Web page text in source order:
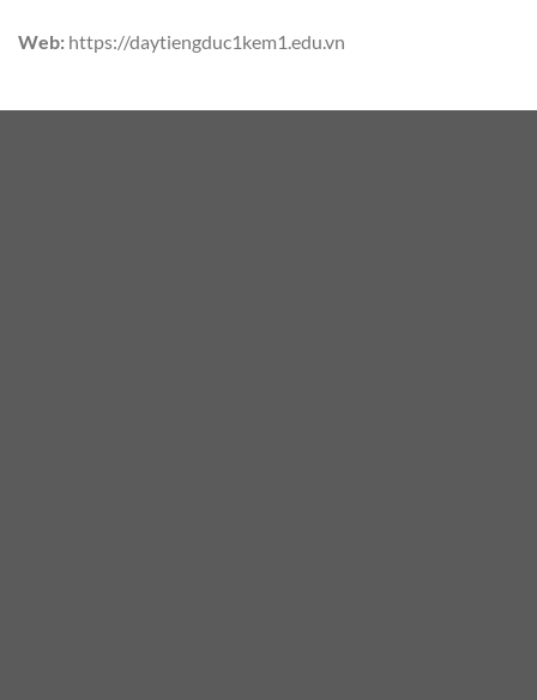
Web: https://daytiengduc1kem1.edu.vn